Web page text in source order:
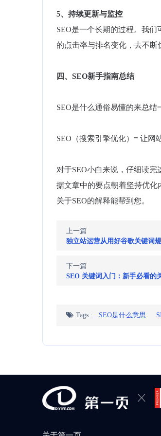
5、持续更新与监控
SEO是一个长期的过程。我们
的点击率与排名变化，去不断
四、SEO新手指南总结
SEO是什么通俗易懂的来总结
SEO（搜索引擎优化）= 让网
对于SEO小白来说，仔细读
据文章中的要点朝着坚持优
关于SEO的解释能帮到您。
上一篇
独立站运营从用好谷歌关键词
下一篇
SEO 关键词入门：新手必看的
Tags : SEO是什么意思